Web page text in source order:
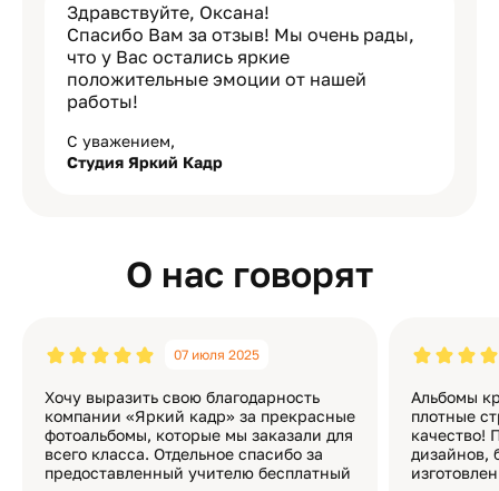
Здравствуйте, Оксана!
Спасибо Вам за отзыв! Мы очень рады,
что у Вас остались яркие
положительные эмоции от нашей
работы!
С уважением,
Студия Яркий Кадр
О нас говорят
07 июля 2025
Хочу выразить свою благодарность
компании «Яркий кадр» за прекрасные
фотоальбомы, которые мы заказали для
всего класса. Отдельное спасибо за
предоставленный учителю бесплатный
Альбомы
плотные
качество!
дизайнов,